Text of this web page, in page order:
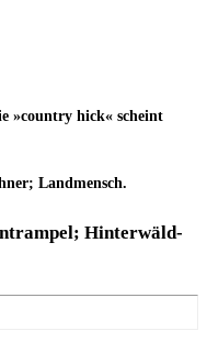
»coun­try hick« scheint
Landmensch.
Hin­ter­wäld­